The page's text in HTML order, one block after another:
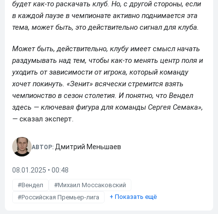
будет как-то раскачать клуб. Но, с другой стороны, если
в каждой паузе в чемпионате активно поднимается эта
тема, может быть, это действительно сигнал для клуба.
Может быть, действительно, клубу имеет смысл начать
раздумывать над тем, чтобы как-то менять центр поля и
уходить от зависимости от игрока, который команду
хочет покинуть. «Зенит» всячески стремится взять
чемпионство в сезон столетия. И понятно, что Вендел
здесь — ключевая фигура для команды Сергея Семака»,
— сказал эксперт.
АВТОР: Дмитрий Меньшаев
08.01.2025 • 00:48
Вендел
Михаил Моссаковский
Российская Премьер-лига
+ Показать ещё